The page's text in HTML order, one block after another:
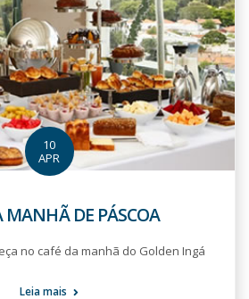
10
APR
MANHÃ DE PÁSCOA
no café da manhã do Golden Ingá
Leia mais